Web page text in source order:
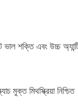
শক্তি এবং উচ্চ
মুক্ত মিথস্ক্রিয়া নিশ্চিত